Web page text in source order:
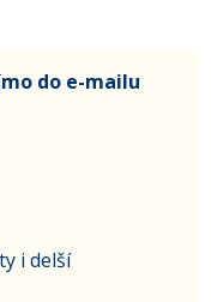
do e-mailu
i delší